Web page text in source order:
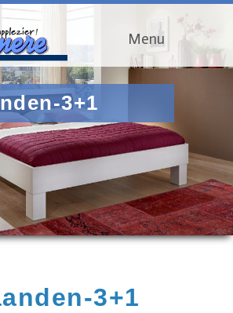
Menu
3+1
3+1